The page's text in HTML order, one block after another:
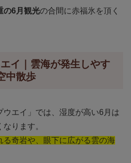
の6月観光の合間に赤福氷を頂く
イ｜雲海が発生しやす
中散歩
エイ」では、湿度が高い6月は
ります。
奇岩や、眼下に広がる雲の海